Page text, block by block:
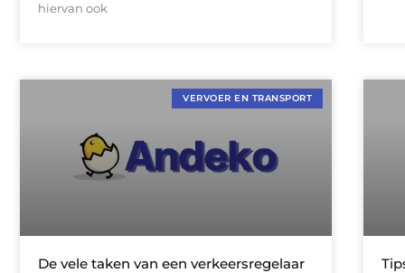
hiervan ook
VERVOER EN TRANSPORT
De vele taken van een verkeersregelaar